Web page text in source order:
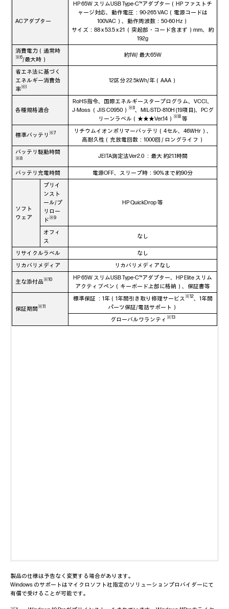
ACアダプター
HP 65W スリムUSB Type-C™アダプター（HP ファストチ
ャージ対応、動作電圧：90-265 VAC（電源コードは
100VAC）、動作周波数：50-60 Hz）
サイズ：88 x 53.5 x 21 （突起部・コード含まず）mm、約
192g
消費電力（通常時
※6/最大時）
約1W/ 最大65W
省エネ法に基づく
エネルギー消費効
率※I
12区分 22.5kWh/年（AAA）
各種規格適合
RoHS指令、国際エネルギースタープログラム、VCCI、
J-Moss （JIS C0950） ※II、MIL-STD-810H (19項目)、PCグ
リーンラベル（★★★Ver.14） ※III等
標準バッテリ ※7
リチウムイオンポリマーバッテリ（4セル、46WHr）、
高耐久性（充放電回数：1000回 / ロングライフ）
バッテリ駆動時間
※8 JEITA測定法Ver2.0 ：最大 約21.1時間
バッテリ充電時間 電源OFF、スリープ時：90%まで約90分
ソフト
ウェア
プリイ
ンスト
ール/プ
リロー
ド※9
HP QuickDrop 等
オフィ
ス
なし
リサイクルラベル
なし
リカバリメディア
リカバリメディアなし
主な添付品※10
HP 65W スリムUSB Type-C™アダプター、HP Elite スリム
アクティブペン（キーボード上部に格納）、保証書等
保証期間※11
標準保証 ：1年（1年間引き取り修理サービス※12、1年間
パーツ保証/電話サポート）
グローバルワランティ ※13
製品の仕様は予告なく変更する場合があります。
Windows のサポートはマイクロソフト社指定のソリューションプロバイダーにて
有償で受けることが可能です。